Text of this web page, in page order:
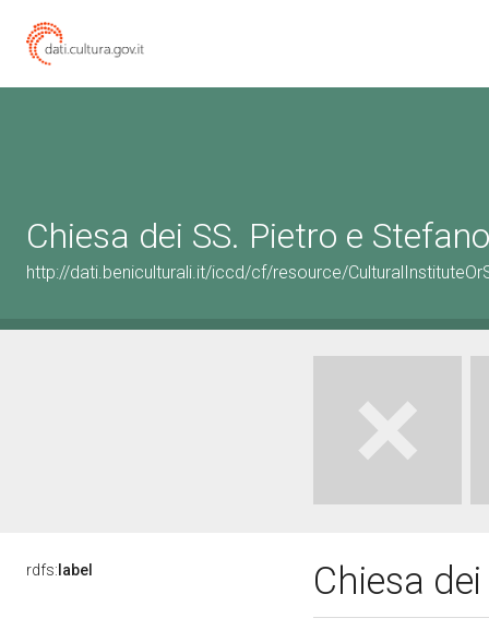
Chiesa dei SS. Pietro e Stefano
http://dati.beniculturali.it/iccd/cf/resource/
rdfs: label Chiesa